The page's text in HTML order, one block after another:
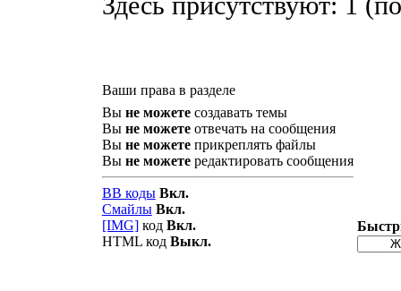
Ваши права в разделе
Вы не можетесоздавать темы
Вы не можетеотвечать на сообщения
Вы не можетеприкреплять файлы
Вы не можетередактировать сообщения
BB коды Вкл.
Смайлы Вкл.
[IMG]код Вкл.
HTML код Выкл.